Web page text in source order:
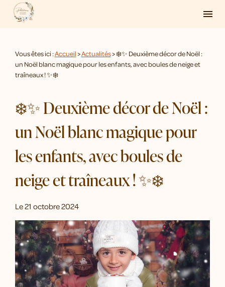
menu
Vous êtes ici :Accueil>Actualités> ❄️✨ Deuxième décor de Noël :
un Noël blanc magique pour les enfants, avec boules de neige et
traîneaux ! ✨❄️
❄️✨ Deuxième décor de Noël :
un Noël blanc magique pour
les enfants, avec boules de
neige et traîneaux ! ✨❄️
Le21 octobre 2024
Panneau de gestion des cookies